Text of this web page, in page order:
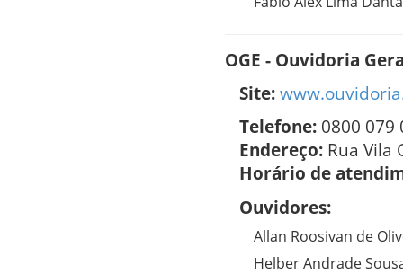
OGE - Ouvidoria
Site:
Telefone: 0800 079
Endereço: Rua Vila
Horário de
Ouvidores:
Allan Roosivan de
Helber Andrade